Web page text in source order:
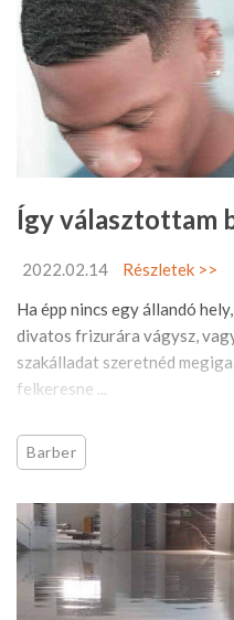
Így választottam
2022.02.14
Részletek >>
Ha épp nincs egy állandó
divatos frizurára vágysz,
szakálladat szeretnéd
felkeresne ...
Barber